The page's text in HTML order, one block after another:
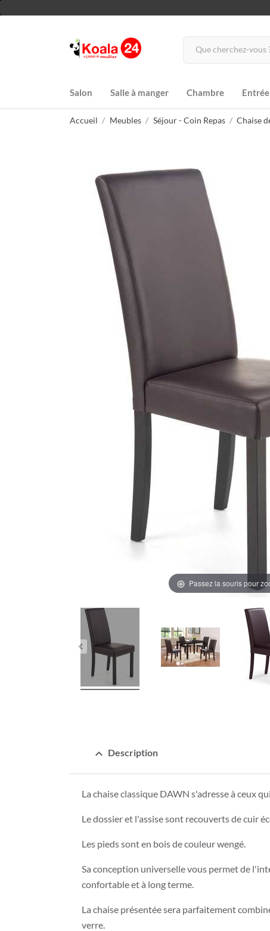
Salon Salle à manger Chambre
Accueil Meubles Séjour - Coin Repas Chaise
Passez la souris pour
expand_less Description
La chaise classique DAWN s'adresse à ceux
Le dossier et l'assise sont recouverts de cuir
Les pieds sont en bois de couleur wengé.
Sa conception universelle vous permet de
confortable et à long terme.
La chaise présentée sera parfaitement
verre.